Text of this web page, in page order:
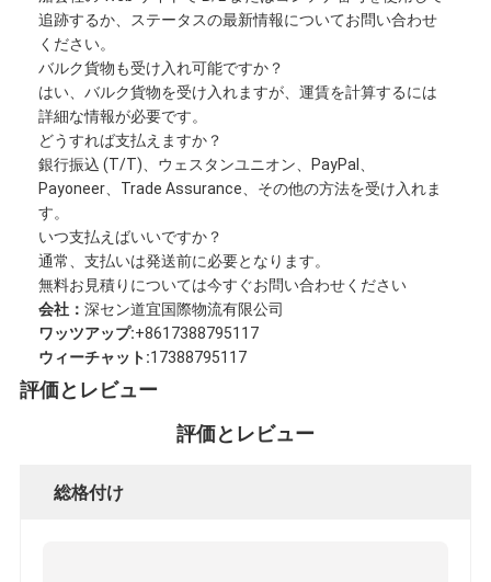
会社案内
品質管理
お問い合わせ
今雑談しなさい
国際的な貨物Forward
航空貨物のForward
海上貨物
鉄道貨物運送
追跡するか、ステータスの最新情報についてお問い合わせ
ください。
バルク貨物も受け入れ可能ですか？
はい、バルク貨物を受け入れますが、運賃を計算するには
詳細な情報が必要です。
どうすれば支払えますか？
銀行振込 (T/T)、ウェスタンユニオン、PayPal、
Payoneer、Trade Assurance、その他の方法を受け入れま
す。
いつ支払えばいいですか？
通常、支払いは発送前に必要となります。
無料お見積りについては今すぐお問い合わせください
会社：深セン道宜国際物流有限公司
ワッツアップ:+8617388795117
ウィーチャット:17388795117
評価とレビュー
評価とレビュー
総格付け